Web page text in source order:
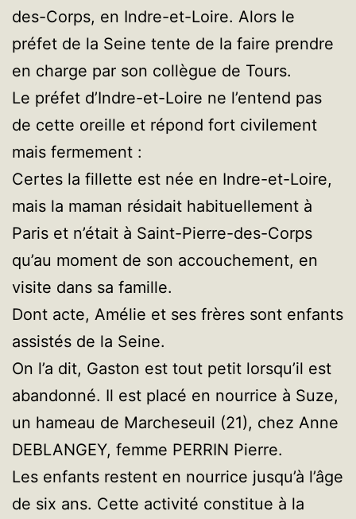
des-Corps, en Indre-et-Loire. Alors le
préfet de la Seine tente de la faire prendre
en charge par son collègue de Tours.
Le préfet d’Indre-et-Loire ne l’entend pas
de cette oreille et répond fort civilement
mais fermement :
Certes la fillette est née en Indre-et-Loire,
mais la maman résidait habituellement à
Paris et n’était à Saint-Pierre-des-Corps
qu’au moment de son accouchement, en
visite dans sa famille.
Dont acte, Amélie et ses frères sont enfants
assistés de la Seine.
On l’a dit, Gaston est tout petit lorsqu’il est
abandonné. Il est placé en nourrice à Suze,
un hameau de Marcheseuil (21), chez Anne
DEBLANGEY, femme PERRIN Pierre.
Les enfants restent en nourrice jusqu’à l’âge
de six ans. Cette activité constitue à la